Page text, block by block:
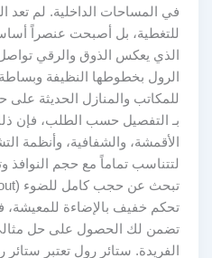
في المساحات الداخلية. لم تعد
للتغطية، بل أصبحت عنصراً
الرول بخطوطها النظيفة وبساطة
للمكاتب والمنازل الحديثة على حد
بـ التفصيل حسب الطلب، فإن ذلك
الأقمشة، والشفافية، وأنظمة
لتتناسب تماماً مع حجم النوافذ
تحكم خفيف بالإضاءة للمعيشة،
تضمن لك الحصول على حل مثالي
الفريدة. ستائر رول تعتبر ستائر